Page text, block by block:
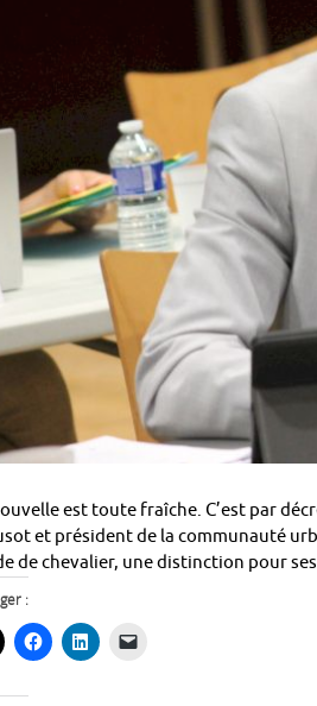
est toute fraîche. C’est par
et président de la communauté
de chevalier, une distinction pour ses
: